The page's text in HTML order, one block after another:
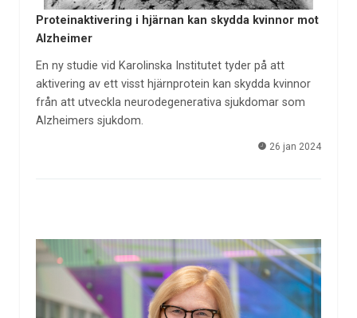
Proteinaktivering i hjärnan kan skydda kvinnor mot
Alzheimer
En ny studie vid Karolinska Institutet tyder på att
aktivering av ett visst hjärnprotein kan skydda kvinnor
från att utveckla neurodegenerativa sjukdomar som
Alzheimers sjukdom.
26 jan 2024